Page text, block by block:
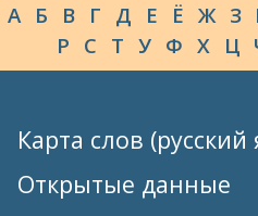
А Б В Г Д Е Ё Ж З
Р С Т У Ф Х Ц
Карта слов (русский
Открытые данные